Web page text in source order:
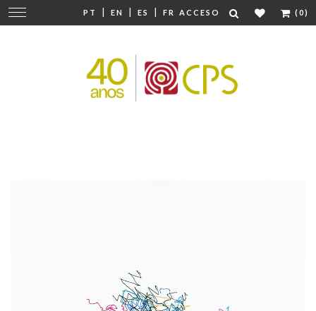
PT | EN | ES | FR ACCESO (0)
Cambiar
navegación